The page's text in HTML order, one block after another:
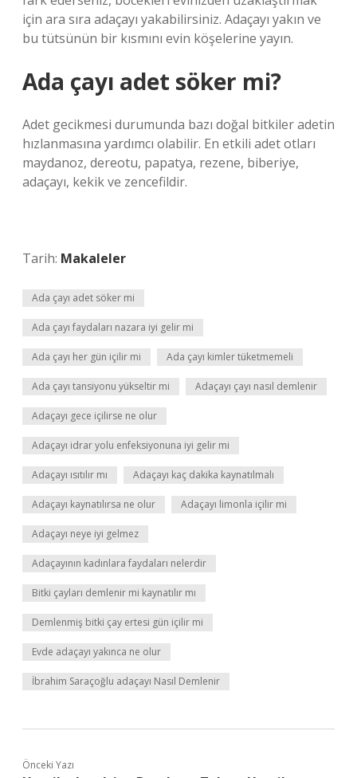
için ara sıra adaçayı yakabilirsiniz. Adaçayı yakın ve
bu tütsünün bir kısmını evin köşelerine yayın.
Ada çayı adet söker mi?
Adet gecikmesi durumunda bazı doğal bitkiler adetin
hızlanmasına yardımcı olabilir. En etkili adet otları
maydanoz, dereotu, papatya, rezene, biberiye,
adaçayı, kekik ve zencefildir.
Tarih: Makaleler
Ada çayı adet söker mi
Ada çayı faydaları nazara iyi gelir mi
Ada çayı her gün içilir mi Ada çayı kimler tüketmemeli
Ada çayı tansiyonu yükseltir mi Adaçayı çayı nasıl demlenir
Adaçayı gece içilirse ne olur
Adaçayı idrar yolu enfeksiyonuna iyi gelir mi
Adaçayı ısıtılır mı Adaçayı kaç dakika kaynatılmalı
Adaçayı kaynatılırsa ne olur Adaçayı limonla içilir mi
Adaçayı neye iyi gelmez
Adaçayının kadınlara faydaları nelerdir
Bitki çayları demlenir mi kaynatılır mı
Demlenmiş bitki çay ertesi gün içilir mi
Evde adaçayı yakınca ne olur
İbrahim Saraçoğlu adaçayı Nasıl Demlenir
Önceki Yazı